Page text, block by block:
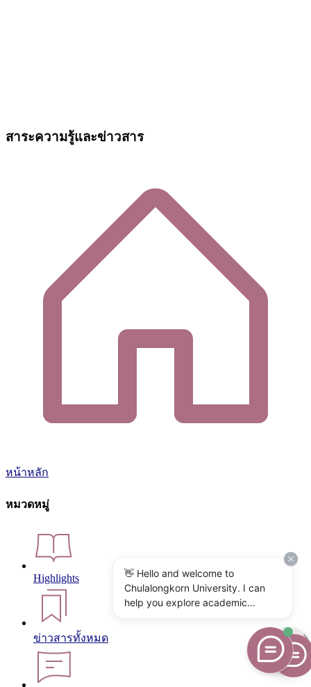
สาระความรู้และข่าวสาร
หน้าหลัก
หมวดหมู่
Highlights
ข่าวสารทั้งหมด
👋 Hello and welcome to
Chulalongkorn University. I can
help you explore academic